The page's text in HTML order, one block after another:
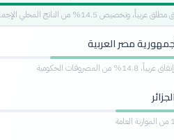
وتخصيص 14.5% من الناتج المحلي الإجمالي
جمهورية مصر العربية
من المصروفات الحكومية
الجزائر